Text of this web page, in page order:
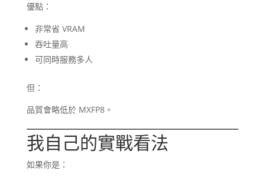
優點：
非常省 VRAM
吞吐量高
可同時服務多人
但：
品質會略低於 MXFP8。
我自己的實戰看法
如果你是：